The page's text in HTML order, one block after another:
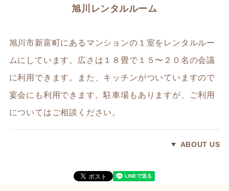
旭川レンタルルーム
旭川市新富町にあるマンションの１室をレンタルルー
ムにしています。広さは１８畳で１５〜２０名の会議
に利用できます。また、キッチンがついていますので
宴会にも利用できます。駐車場もありますが、ご利用
についてはご相談ください。
ABOUT US